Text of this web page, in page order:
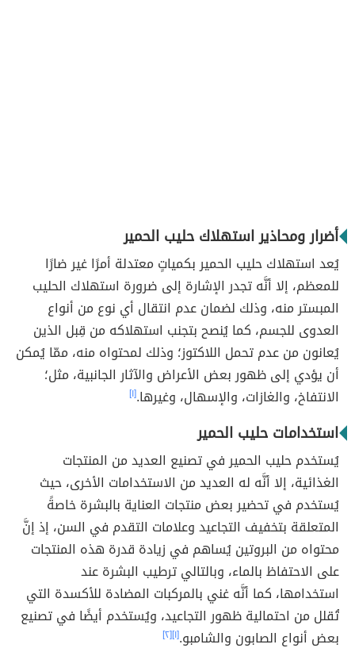
أضرار ومحاذير استهلاك حليب الحمير
يُعد استهلاك حليب الحمير بكمياتٍ معتدلة أمرًا غير ضارًا
للمعظم، إلا أنَّه تجدر الإشارة إلى ضرورة استهلاك الحليب
المبستر منه، وذلك لضمان عدم انتقال أي نوع من أنواع
العدوى للجسم، كما يُنصح بتجنب استهلاكه من قِبل الذين
يُعانون من عدم تحمل اللاكتوز؛ وذلك لمحتواه منه، ممّا يُمكن
أن يؤدي إلى ظهور بعض الأعراض والآثار الجانبية، مثل؛
الانتفاخ، والغازات، والإسهال، وغيرها.[١]
استخدامات حليب الحمير
يُستخدم حليب الحمير في تصنيع العديد من المنتجات
الغذائية، إلا أنَّه له العديد من الاستخدامات الأخرى، حيث
يُستخدم في تحضير بعض منتجات العناية بالبشرة خاصةً
المتعلقة بتخفيف التجاعيد وعلامات التقدم في السن، إذ إنَّ
محتواه من البروتين يُساهم في زيادة قدرة هذه المنتجات
على الاحتفاظ بالماء، وبالتالي ترطيب البشرة عند
استخدامها، كما أنَّه غني بالمركبات المضادة للأكسدة التي
تُقلل من احتمالية ظهور التجاعيد، ويُستخدم أيضًا في تصنيع
بعض أنواع الصابون والشامبو.[١] [٢]